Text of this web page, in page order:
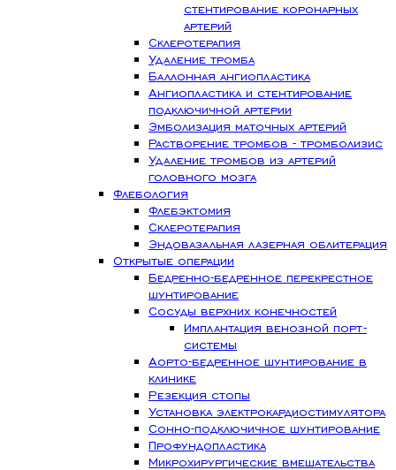
стентирование коронарных
артерий
Склеротерапия
Удаление тромба
Баллонная ангиопластика
Ангиопластика и стентирование
подключичной артерии
Эмболизация маточных артерий
Растворение тромбов - тромболизис
Удаление тромбов из артерий
головного мозга
Флебология
Флебэктомия
Склеротерапия
Эндовазальная лазерная облитерация
Открытые операции
Бедренно-бедренное перекрестное
шунтирование
Сосуды верхних конечностей
Имплантация венозной порт-
системы
Аорто-бедренное шунтирование в
клинике
Резекция стопы
Установка электрокардиостимулятора
Сонно-подключичное шунтирование
Профундопластика
Микрохирургические вмешательства